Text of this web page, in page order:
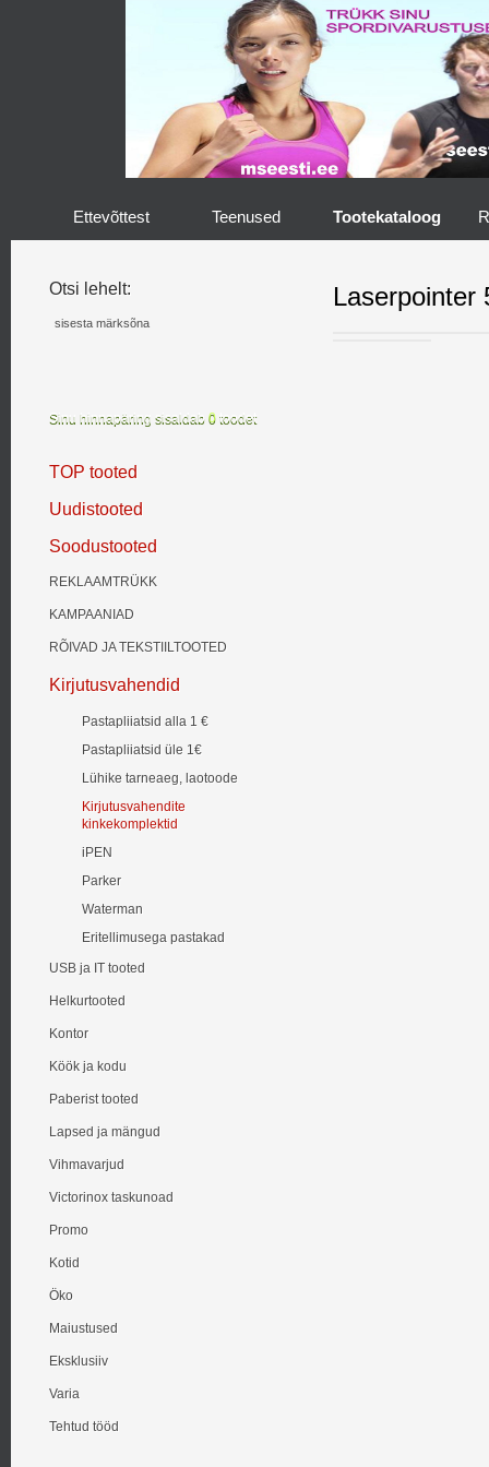
Ettevõttest Teenused Tootekataloog
Otsi lehelt:
Sinu hinnapäring sisaldab 0 toodet
TOP tooted
Uudistooted
Soodustooted
REKLAAMTRÜKK
KAMPAANIAD
RÕIVAD JA TEKSTIILTOOTED
Kirjutusvahendid
Pastapliiatsid alla 1 €
Pastapliiatsid üle 1€
Lühike tarneaeg, laotoode
Kirjutusvahendite
kinkekomplektid
iPEN
Parker
Waterman
Eritellimusega pastakad
USB ja IT tooted
Helkurtooted
Kontor
Köök ja kodu
Paberist tooted
Lapsed ja mängud
Vihmavarjud
Victorinox taskunoad
Promo
Kotid
Öko
Maiustused
Eksklusiiv
Varia
Tehtud tööd
Laserpointer